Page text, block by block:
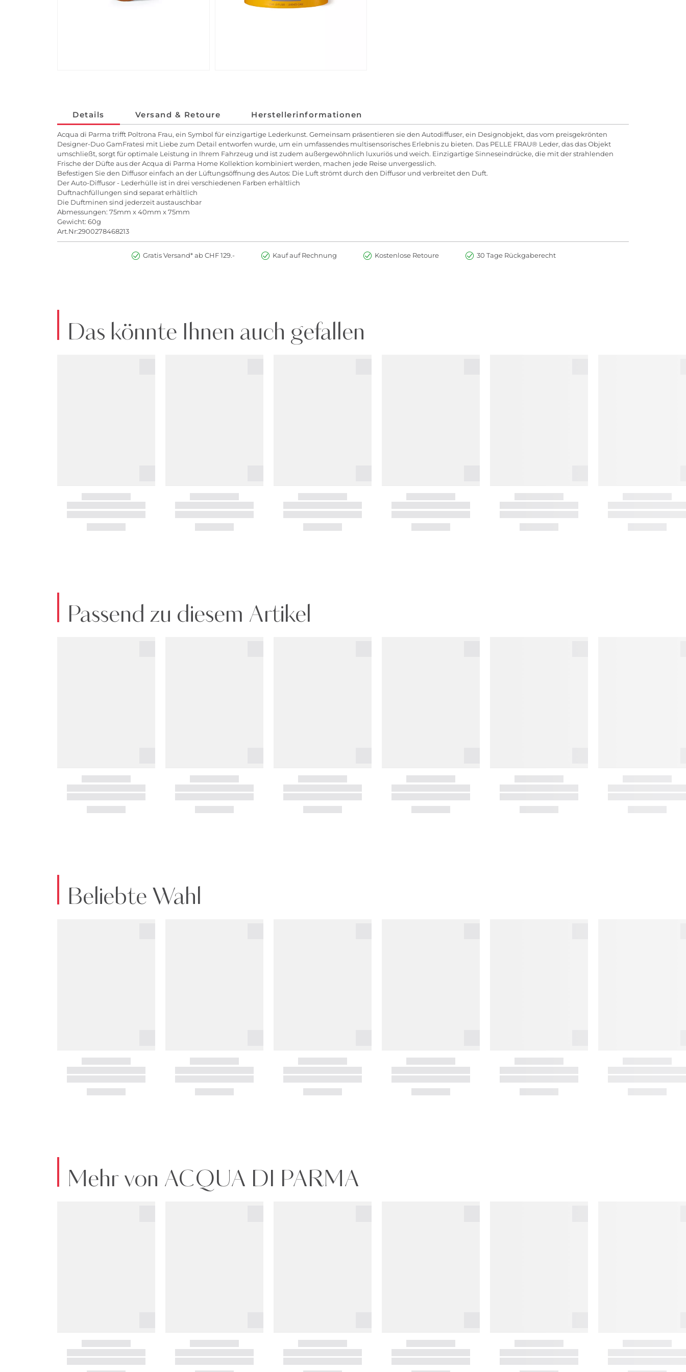
Details Versand & Retoure Herstellerinformationen
Acqua di Parma trifft Poltrona Frau, ein Symbol für einzigartige Lederkunst. Gemeinsam präsentieren sie den Autodiffuser, ein Designobjekt, das vom preisgekrönten
Designer-Duo GamFratesi mit Liebe zum Detail entworfen wurde, um ein umfassendes multisensorisches Erlebnis zu bieten. Das PELLE FRAU® Leder, das das Objekt
umschließt, sorgt für optimale Leistung in Ihrem Fahrzeug und ist zudem außergewöhnlich luxuriös und weich. Einzigartige Sinneseindrücke, die mit der strahlenden
Frische der Düfte aus der Acqua di Parma Home Kollektion kombiniert werden, machen jede Reise unvergesslich.
Befestigen Sie den Diffusor einfach an der Lüftungsöffnung des Autos: Die Luft strömt durch den Diffusor und verbreitet den Duft.
Der Auto-Diffusor - Lederhülle ist in drei verschiedenen Farben erhältlich
Duftnachfüllungen sind separat erhältlich
Die Duftminen sind jederzeit austauschbar
Abmessungen: 75mm x 40mm x 75mm
Gewicht: 60g
Art.Nr:2900278468213
Gratis Versand* ab CHF 129.- Kauf auf Rechnung Kostenlose Retoure 30 Tage Rückgaberecht
Das könnte Ihnen auch gefallen
Passend zu diesem Artikel
Beliebte Wahl
Mehr von ACQUA DI PARMA